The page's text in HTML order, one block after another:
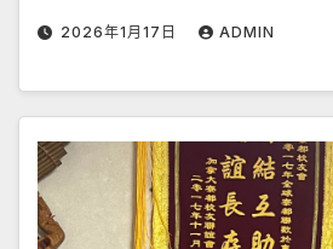
2026年1月17日 ADMIN